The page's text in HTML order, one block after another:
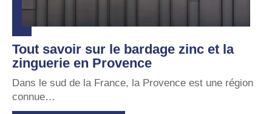
Tout savoir sur le bardage zinc et la
zinguerie en Provence
Dans le sud de la France, la Provence est une région
connue…